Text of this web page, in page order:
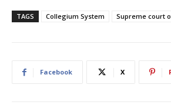
TAGS Collegium System Supreme court
Facebook X